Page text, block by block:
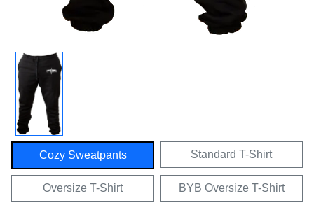
Cozy Sweatpants Standard T-Shirt
Oversize T-Shirt BYB Oversize T-Shirt